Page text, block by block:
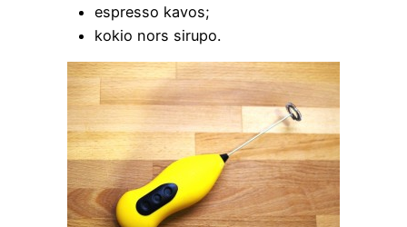
esp­res­so kavos;
kokio nors sirupo.